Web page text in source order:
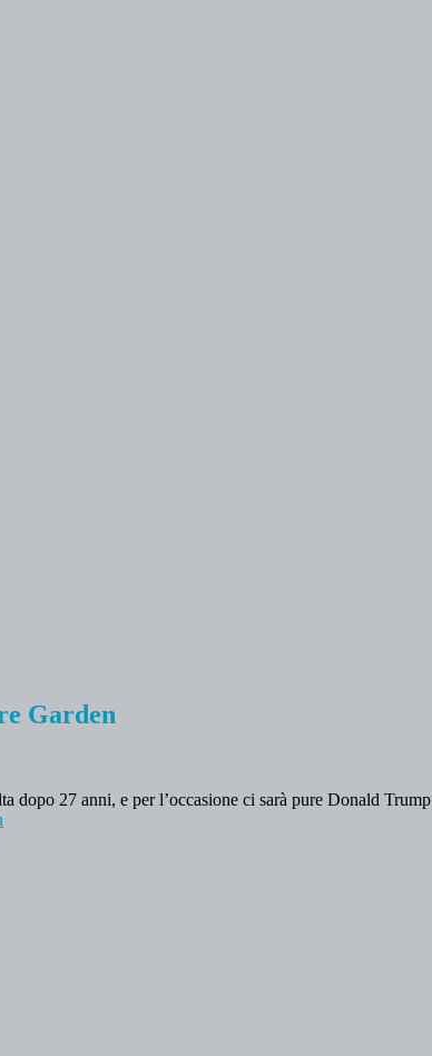
Garden
27 anni, e per l’occasione ci sarà pure Donald Trump